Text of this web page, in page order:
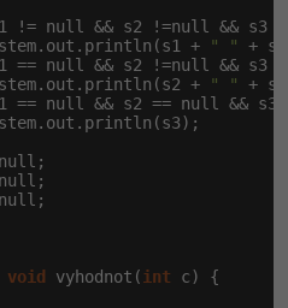
!= null && s2 !=null && s3
+
" "
+
== null && s2 !=null && s3
+
" "
+
== null && s2 == null &&
void vyhodnot(int c) {